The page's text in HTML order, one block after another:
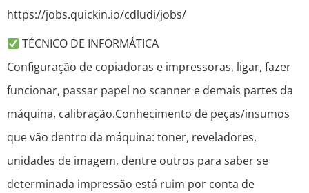
https://jobs.quickin.io/cdludi/jobs/
TÉCNICO DE INFORMÁTICA
Configuração de copiadoras e impressoras, ligar, fazer
funcionar, passar papel no scanner e demais partes da
máquina, calibração.Conhecimento de peças/insumos
que vão dentro da máquina: toner, reveladores,
unidades de imagem, dentre outros para saber se
determinada impressão está ruim por conta de